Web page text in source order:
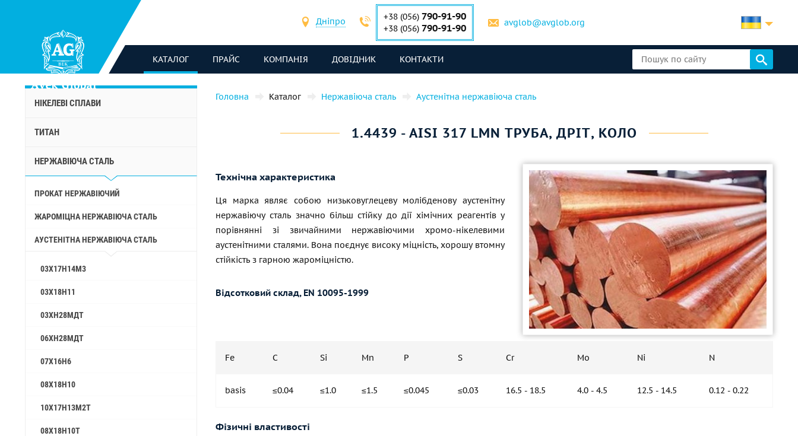
Дніпро +38 (056) 790-91-90
+38 (056) 790-91-90 avglob@avglob.org
КАТАЛОГ ПРАЙС КОМПАНІЯ ДОВІДНИК КОНТАКТИ
НІКЕЛЕВІ СПЛАВИ
ТИТАН
НЕРЖАВІЮЧА СТАЛЬ
ПРОКАТ НЕРЖАВІЮЧИЙ
ЖАРОМІЦНА НЕРЖАВІЮЧА СТАЛЬ
АУСТЕНІТНА НЕРЖАВІЮЧА СТАЛЬ
03Х17Н14М3
03Х18Н11
03ХН28МДТ
06ХН28МДТ
07Х16Н6
08Х18Н10
10Х17Н13М2Т
08Х18Н10Т
Головна Каталог Нержавіюча сталь Аустенітна нержавіюча сталь
1.4439 - AISI 317 LMN ТРУБА, ДРІТ, КОЛО
Технічна характеристика
Ця марка являє собою низьковуглецеву молібденову аустенітну
нержавіючу сталь значно більш стійку до дії хімічних реагентів у
порівнянні зі звичайними нержавіючими хромо-нікелевими
аустенітними сталями. Вона поєднує високу міцність, хорошу втомну
стійкість з гарною жароміцністю.
Відсотковий склад, EN 10095-1999
Fe C Si Mn P S Cr Mo Ni N
basis ≤0.04 ≤1.0 ≤1.5 ≤0.045 ≤0.03 16.5 - 18.5 4.0 - 4.5 12.5 - 14.5 0.12 - 0.22
Фізичні властивості